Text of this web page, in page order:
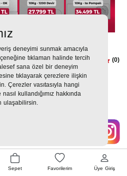
Sepet Favorilerim Üye Giriş
Seti 5 (0)
TL
deneyimi sunmak amacıyla
tıklaman halinde tercih
sana özel bir deneyim
tıklayarak çerezlere ilişkin
Çerezler vasıtasıyla hangi
kullandığımız hakkında
ulaşabilirsin.